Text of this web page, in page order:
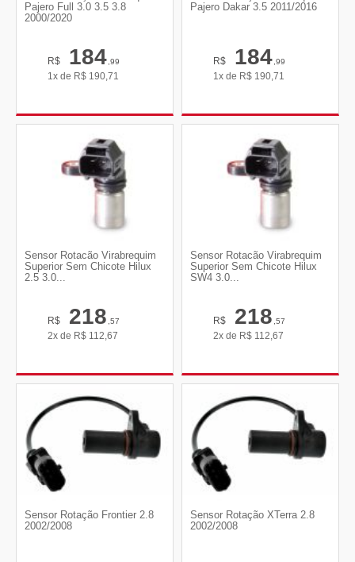
Pajero Full 3.0 3.5 3.8
2000/2020
R$ 184,99
1x de R$ 190,71
Pajero Dakar 3.5 2011/2016
R$ 184,99
1x de R$ 190,71
Sensor Rotacão Virabrequim
Superior Sem Chicote Hilux
2.5 3.0...
R$ 218,57
2x de R$ 112,67
Sensor Rotacão Virabrequim
Superior Sem Chicote Hilux
SW4 3.0...
R$ 218,57
2x de R$ 112,67
Sensor Rotação Frontier 2.8
2002/2008
Sensor Rotação XTerra 2.8
2002/2008